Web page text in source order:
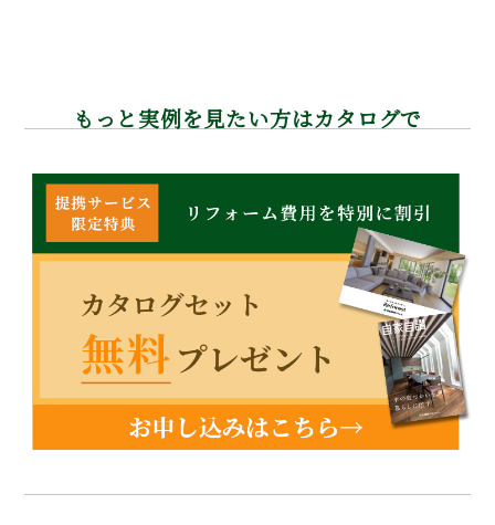
もっと実例を見たい方はカタログで